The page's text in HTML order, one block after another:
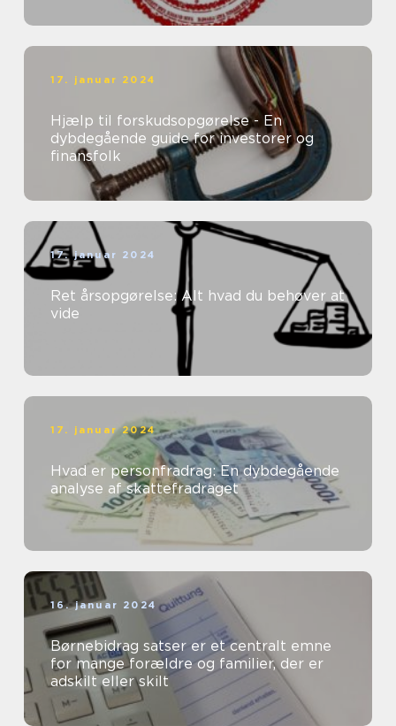
17. januar 2024
Hjælp til forskudsopgørelse - En
dybdegående guide for investorer og
finansfolk
17. januar 2024
Ret årsopgørelse: Alt hvad du behøver at
vide
17. januar 2024
Hvad er personfradrag: En dybdegående
analyse af skattefradraget
16. januar 2024
Børnebidrag satser er et centralt emne
for mange forældre og familier, der er
adskilt eller skilt